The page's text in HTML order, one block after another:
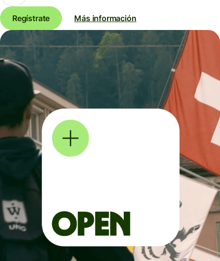
Regístrate Más información